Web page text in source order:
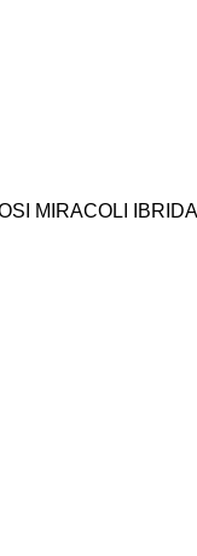
MIRACOLI